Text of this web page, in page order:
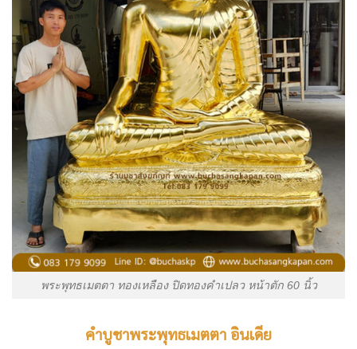
พระพุทธเมตตา ทองเหลือง ปิดทองคำเปลว หน้าตัก 60 นิ้ว
คำบูชาพระพุทธเมตตา อินเดีย